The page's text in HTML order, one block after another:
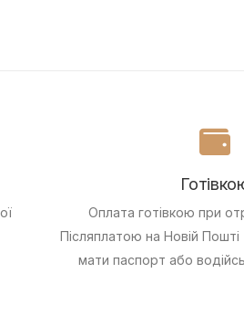
Оплата готівкою при
Післяплатою на Новій
мати паспорт або